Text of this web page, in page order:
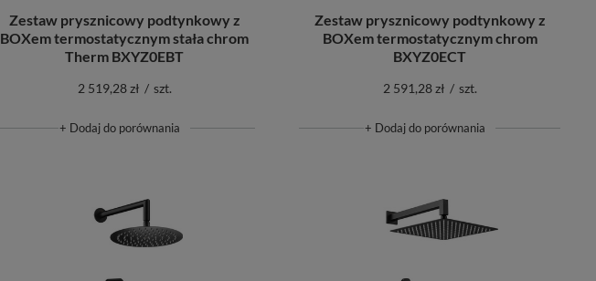
Zestaw prysznicowy podtynkowy z
BOXem termostatycznym stała chrom
Therm BXYZ0EBT
2 519,28 zł / szt.
+ Dodaj do porównania
Zestaw prysznicowy podtynkowy z
BOXem termostatycznym chrom
BXYZ0ECT
2 591,28 zł / szt.
+ Dodaj do porównania